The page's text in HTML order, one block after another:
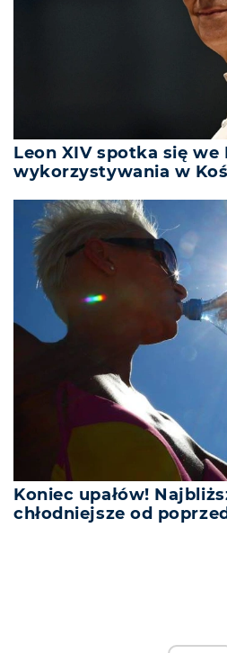
Leon XIV spotka się
wykorzystywania w
Koniec upałów!
chłodniejsze od